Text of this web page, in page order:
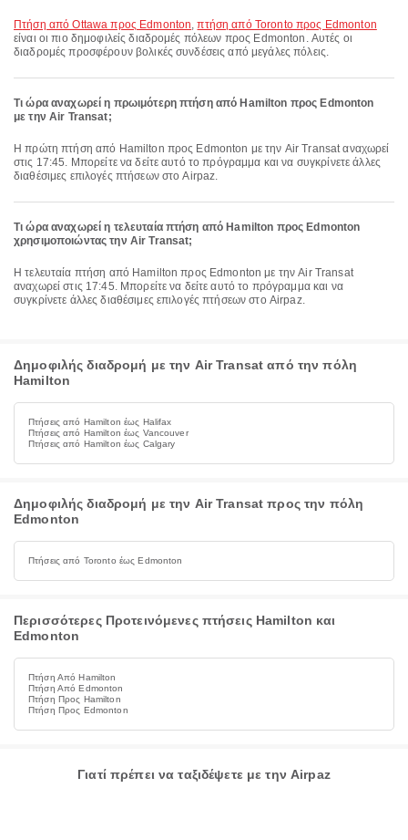
πτήση από Ottawa προς Edmonton,πτήση από Toronto προς Edmonton
είναι οι πιο δημοφιλείς διαδρομές πόλεων προς Edmonton. Αυτές οι
διαδρομές προσφέρουν βολικές συνδέσεις από μεγάλες πόλεις.
Τι ώρα αναχωρεί η πρωιμότερη πτήση από Hamilton προς Edmonton
με την Air Transat;
Η πρώτη πτήση από Hamilton προς Edmonton με την Air Transat αναχωρεί
στις 17:45. Μπορείτε να δείτε αυτό το πρόγραμμα και να συγκρίνετε άλλες
διαθέσιμες επιλογές πτήσεων στο Airpaz.
Τι ώρα αναχωρεί η τελευταία πτήση από Hamilton προς Edmonton
χρησιμοποιώντας την Air Transat;
Η τελευταία πτήση από Hamilton προς Edmonton με την Air Transat
αναχωρεί στις 17:45. Μπορείτε να δείτε αυτό το πρόγραμμα και να
συγκρίνετε άλλες διαθέσιμες επιλογές πτήσεων στο Airpaz.
Δημοφιλής διαδρομή με την Air Transat από την πόλη
Hamilton
Πτήσεις από Hamilton έως Halifax
Πτήσεις από Hamilton έως Vancouver
Πτήσεις από Hamilton έως Calgary
Δημοφιλής διαδρομή με την Air Transat προς την πόλη
Edmonton
Πτήσεις από Toronto έως Edmonton
Περισσότερες Προτεινόμενες πτήσεις Hamilton και
Edmonton
Πτήση Από Hamilton
Πτήση Από Edmonton
Πτήση Προς Hamilton
Πτήση Προς Edmonton
Γιατί πρέπει να ταξιδέψετε με την Airpaz